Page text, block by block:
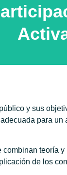
a cabo
adultos y personas
y sus
para un
combinan teoría y
de los